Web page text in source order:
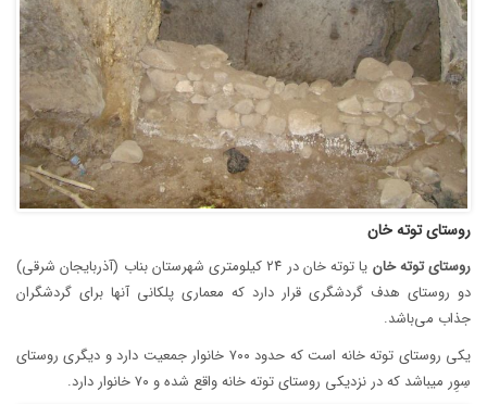
روستای توته خان
روستای توته خان
یا توته خان در ۲۴ کیلومتری شهرستان بناب (آذربایجان شرقی)
دو روستای هدف گردشگری قرار دارد که معماری پلکانی آنها برای گردشگران
جذاب می‌باشد.
یکی روستای توته خانه است که حدود ۷۰۰ خانوار جمعیت دارد و دیگری روستای
سِوِر میباشد که در نزدیکی روستای توته خانه واقع شده و ۷۰ خانوار دارد.